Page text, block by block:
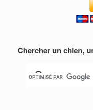
Chercher un chien,